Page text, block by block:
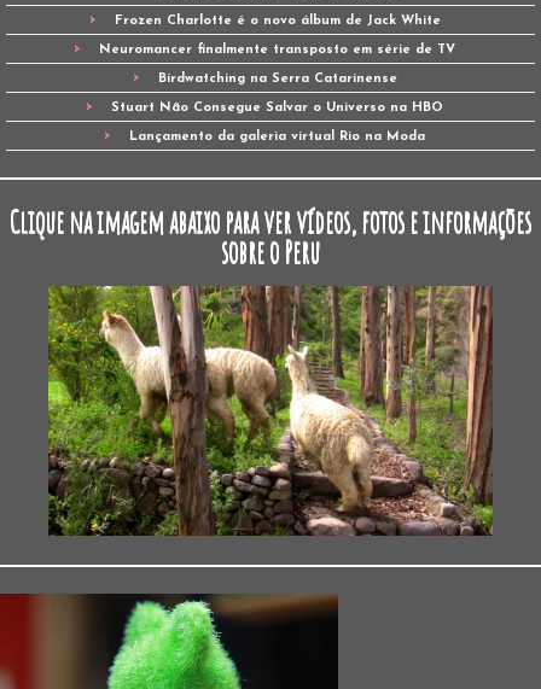
Frozen Charlotte é o novo álbum de Jack White
Neuromancer finalmente transposto em série de TV
Birdwatching na Serra Catarinense
Stuart Não Consegue Salvar o Universo na HBO
Lançamento da galeria virtual Rio na Moda
Clique na imagem abaixo para ver vídeos, fotos e informações
sobre o Peru